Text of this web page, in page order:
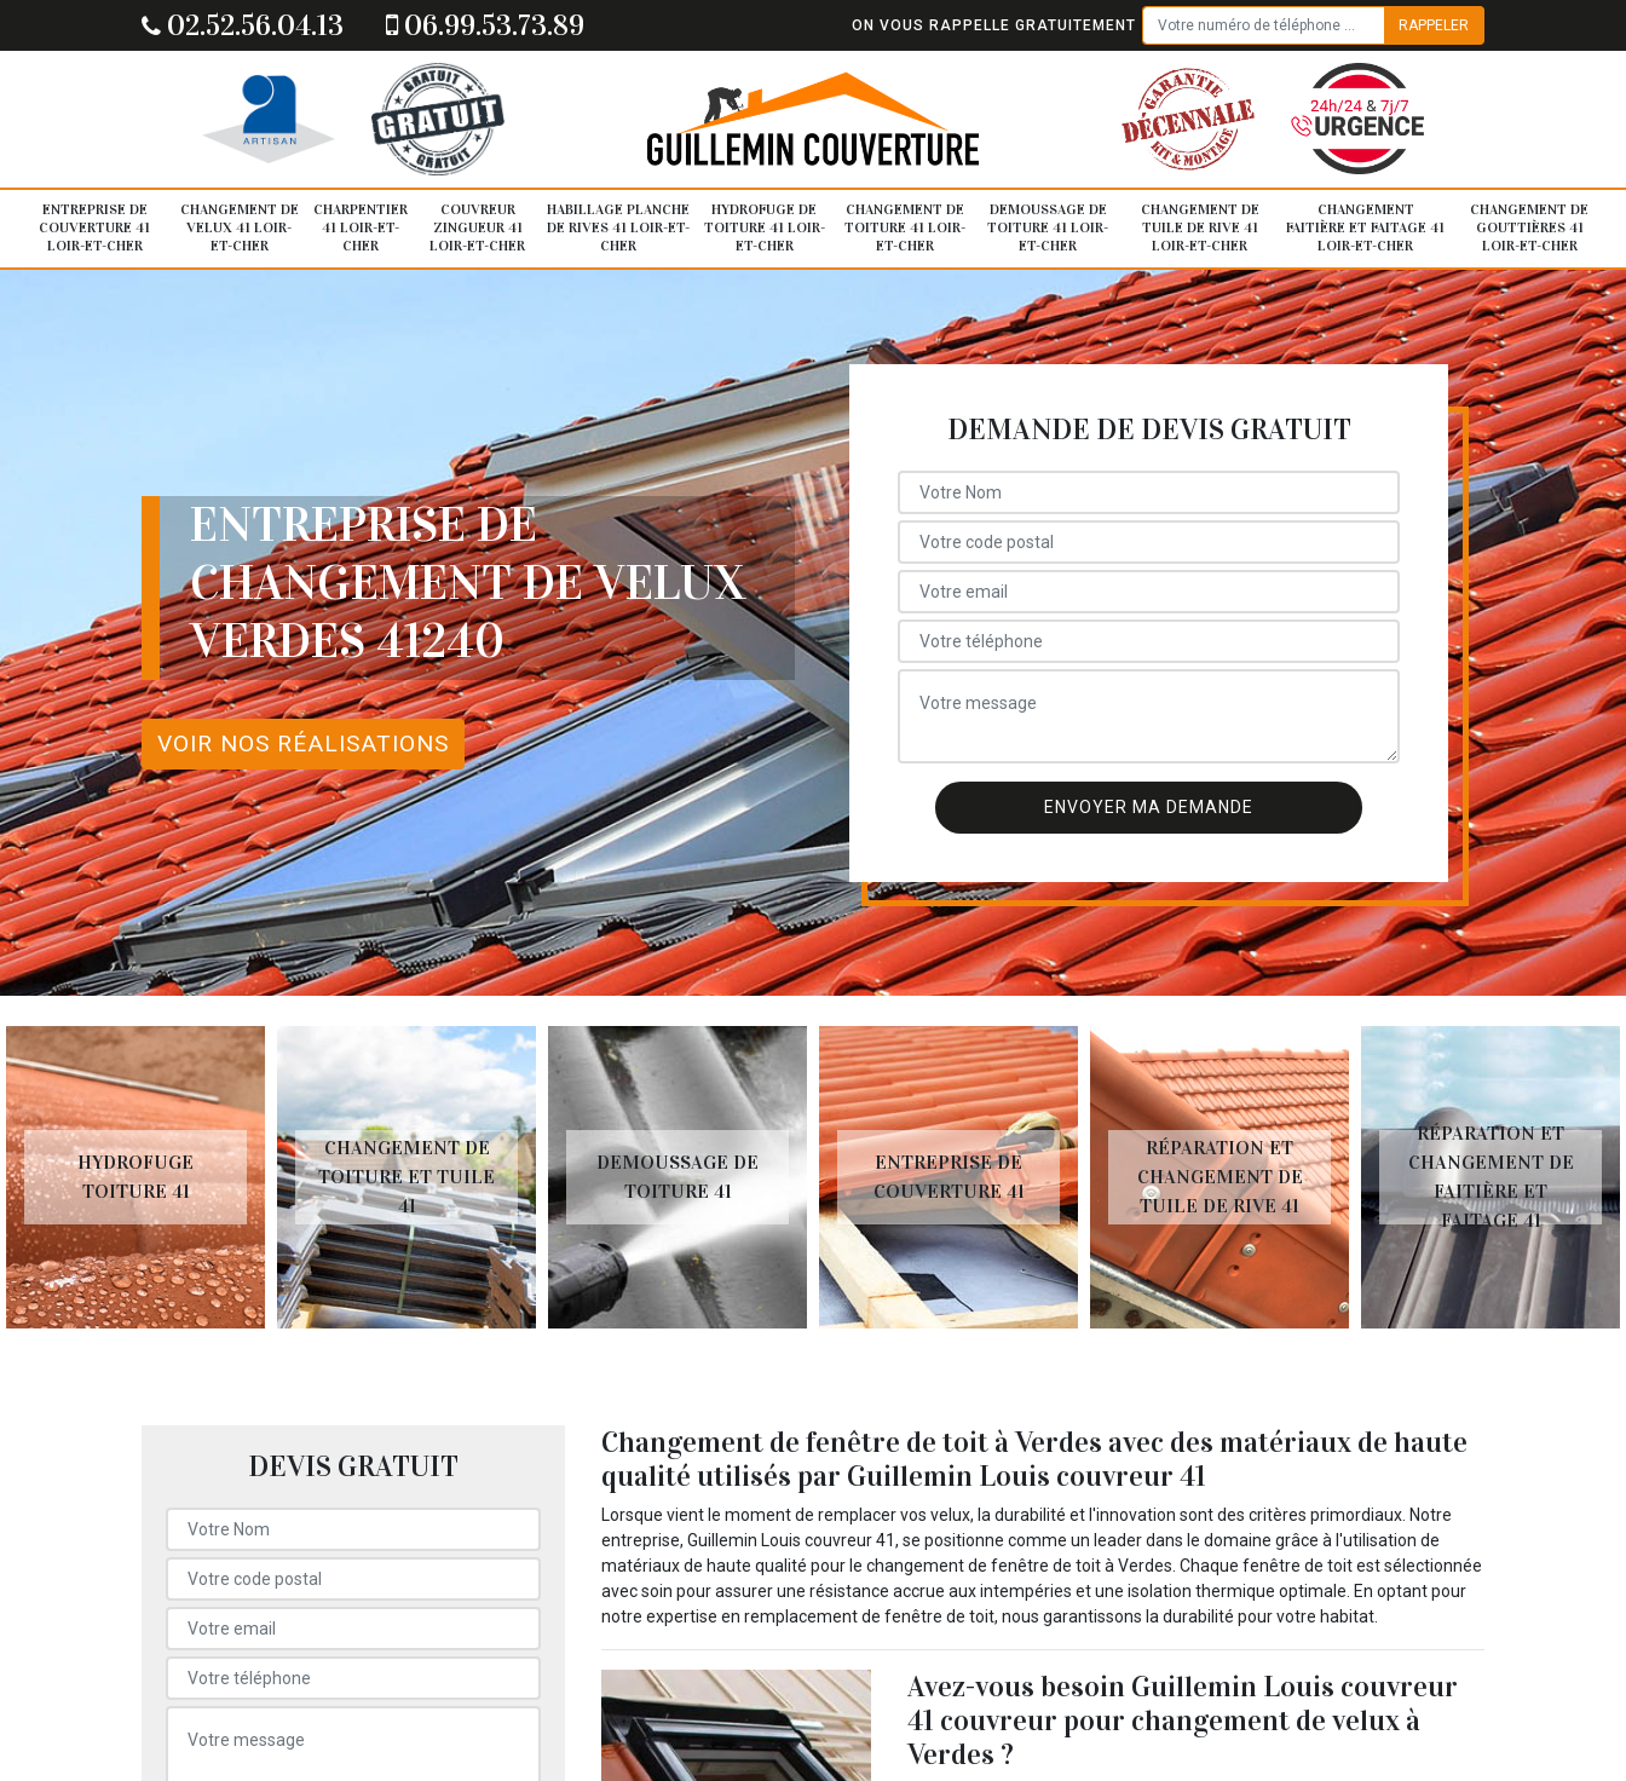
02.52.56.04.13 06.99.53.73.89 ON VOUS RAPPELLE GRATUITEMENT
ENTREPRISE DE
COUVERTURE 41
LOIR-ET-CHER
CHANGEMENT DE
VELUX 41 LOIR-
ET-CHER
CHARPENTIER
41 LOIR-ET-
CHER
COUVREUR
ZINGUEUR 41
LOIR-ET-CHER
HABILLAGE PLANCHE
DE RIVES 41 LOIR-ET-
CHER
HYDROFUGE DE
TOITURE 41 LOIR-
ET-CHER
CHANGEMENT DE
TOITURE 41 LOIR-
ET-CHER
DEMOUSSAGE DE
TOITURE 41 LOIR-
ET-CHER
CHANGEMENT DE
TUILE DE RIVE 41
LOIR-ET-CHER
CHANGEMENT
FAITIÈRE ET FAITAGE 41
LOIR-ET-CHER
CHANGEMENT DE
GOUTTIÈRES 41
LOIR-ET-CHER
ENTREPRISE DE
CHANGEMENT DE VELUX
VERDES 41240
VOIR NOS RÉALISATIONS
DEMANDE DE DEVIS GRATUIT
HYDROFUGE
TOITURE 41
CHANGEMENT DE
TOITURE ET TUILE
41
DEMOUSSAGE DE
TOITURE 41
ENTREPRISE DE
COUVERTURE 41
RÉPARATION ET
CHANGEMENT DE
TUILE DE RIVE 41
RÉPARATION ET
CHANGEMENT DE
FAITIÈRE ET
FAITAGE 41
DEVIS GRATUIT
Changement de fenêtre de toit à Verdes avec des matériaux de haute
qualité utilisés par Guillemin Louis couvreur 41
Lorsque vient le moment de remplacer vos velux, la durabilité et l'innovation sont des critères primordiaux. Notre
entreprise, Guillemin Louis couvreur 41, se positionne comme un leader dans le domaine grâce à l'utilisation de
matériaux de haute qualité pour le changement de fenêtre de toit à Verdes. Chaque fenêtre de toit est sélectionnée
avec soin pour assurer une résistance accrue aux intempéries et une isolation thermique optimale. En optant pour
notre expertise en remplacement de fenêtre de toit, nous garantissons la durabilité pour votre habitat.
Avez-vous besoin Guillemin Louis couvreur
41 couvreur pour changement de velux à
Verdes ?